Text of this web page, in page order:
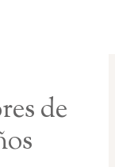
de